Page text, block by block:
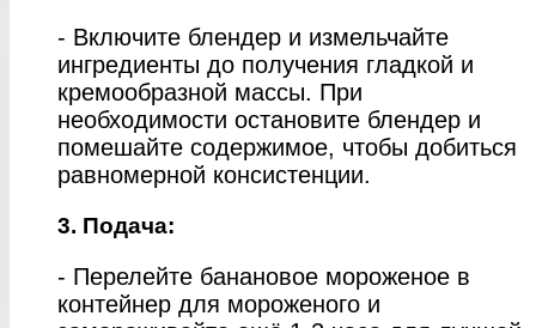
- Включите блендер и измельчайте
ингредиенты до получения гладкой и
кремообразной массы. При
необходимости остановите блендер и
помешайте содержимое, чтобы добиться
равномерной консистенции.
3. Подача:
- Перелейте банановое мороженое в
контейнер для мороженого и